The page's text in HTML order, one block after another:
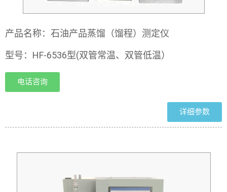
产品名称：石油产品蒸馏（馏程）测定仪
型号：HF-6536型(双管常温、双管低温）
电话咨询
详细参数